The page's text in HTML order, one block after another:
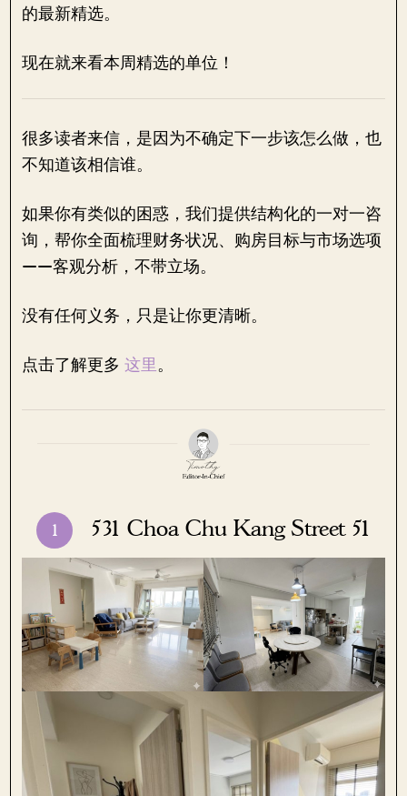
的最新精选。
现在就来看本周精选的单位！
很多读者来信，是因为不确定下一步该怎么做，也
不知道该相信谁。
如果你有类似的困惑，我们提供结构化的一对一咨
询，帮你全面梳理财务状况、购房目标与市场选项
——客观分析，不带立场。
没有任何义务，只是让你更清晰。
点击了解更多这里。
1 531 Choa Chu Kang Street 51